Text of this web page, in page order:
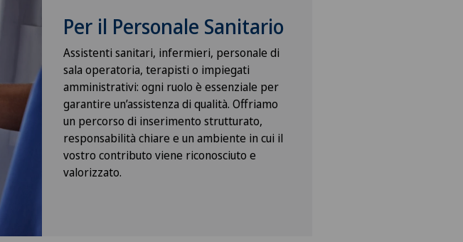
Per il Personale Sanitario
Assistenti sanitari, infermieri, personale di
sala operatoria, terapisti o impiegati
amministrativi: ogni ruolo è essenziale per
garantire un’assistenza di qualità. Offriamo
un percorso di inserimento strutturato,
responsabilità chiare e un ambiente in cui il
vostro contributo viene riconosciuto e
valorizzato.